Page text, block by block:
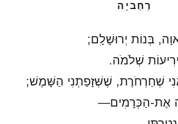
רְחַביָה
בְּנוֹת יְרוּשָׁלִָם;
שְׁלֹמֹה.
שְׁחַרְחֹרֶת, שֶׁשְּׁזָפַתְנִי הַשָּׁמֶשׁ;
הַכְּרָמִים—